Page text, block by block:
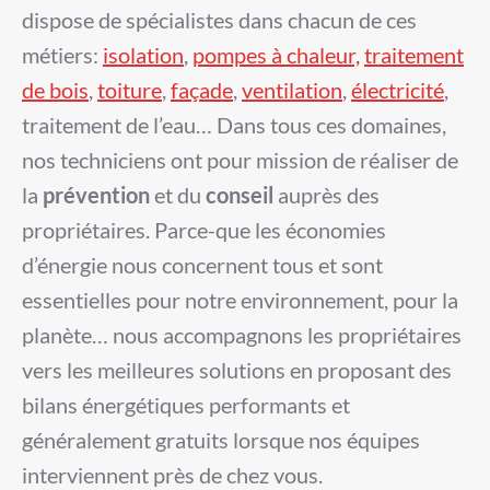
dispose de spécialistes dans chacun de ces
métiers: isolation, pompes à chaleur,traitement
de bois, toiture, façade, ventilation, électricité,
traitement de l’eau… Dans tous ces domaines,
nos techniciens ont pour mission de réaliser de
la préventionet du conseil auprès des
propriétaires. Parce-que les économies
d’énergie nous concernent tous et sont
essentielles pour notre environnement, pour la
planète… nous accompagnons les propriétaires
vers les meilleures solutions en proposant des
bilans énergétiques performants et
généralement gratuits lorsque nos équipes
interviennent près de chez vous.